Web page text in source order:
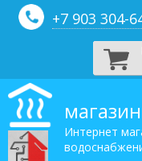
+7 903 304-
магазин
Интернет